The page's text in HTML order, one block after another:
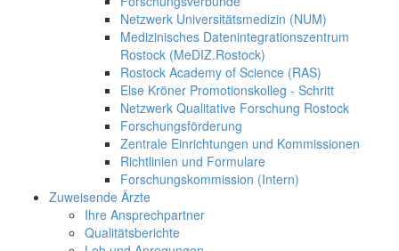
Netzwerk Universitätsmedizin (NUM)
Medizinisches Datenintegrationszentrum
Rostock (MeDIZ.Rostock)
Rostock Academy of Science (RAS)
Else Kröner Promotionskolleg - Schritt
Netzwerk Qualitative Forschung Rostock
Forschungsförderung
Zentrale Einrichtungen und Kommissionen
Richtlinien und Formulare
Forschungskommission (Intern)
Zuweisende Ärzte
Ihre Ansprechpartner
Qualitätsberichte